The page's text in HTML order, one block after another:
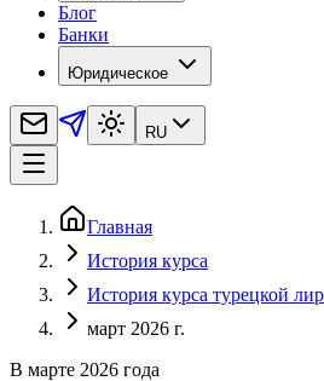
Блог
Банки
Юридическое
RU
Главная
История курса
История курса турецкой
март 2026 г.
В марте 2026 года